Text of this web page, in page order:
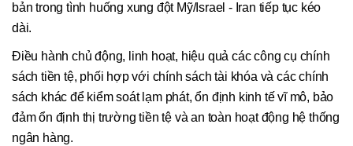
bản trong tình huống xung đột Mỹ/Israel - Iran tiếp tục kéo
dài.
Điều hành chủ động, linh hoạt, hiệu quả các công cụ chính
sách tiền tệ, phối hợp với chính sách tài khóa và các chính
sách khác để kiểm soát lạm phát, ổn định kinh tế vĩ mô, bảo
đảm ổn định thị trường tiền tệ và an toàn hoạt động hệ thống
ngân hàng.